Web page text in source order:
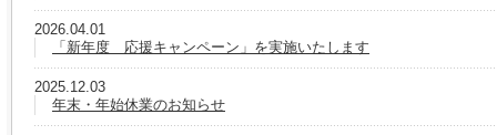
2026.04.01
「新年度 応援キャンペーン」を実施いたします
2025.12.03
年末・年始休業のお知らせ